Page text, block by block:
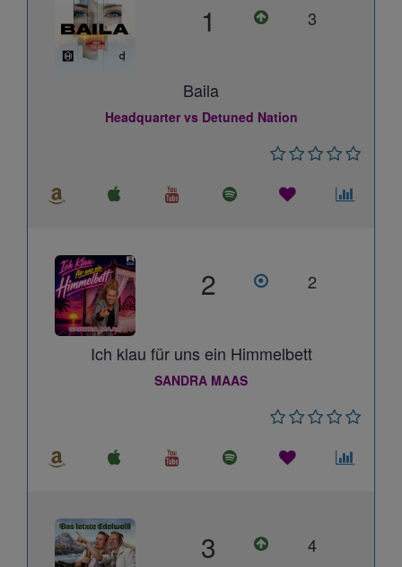
1 3
Baila
Headquarter vs Detuned Nation
2 2
Ich klau für uns ein Himmelbett
SANDRA MAAS
3 4